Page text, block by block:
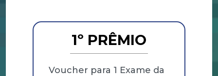
1º PRÊMIO
Voucher para 1 Exame da